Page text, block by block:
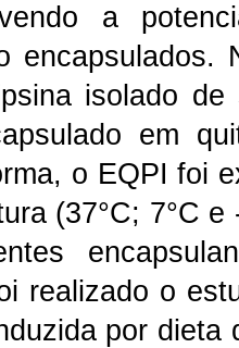
a
isolado
em
o EQPI foi
(37°C; 7°C
realizado o
por